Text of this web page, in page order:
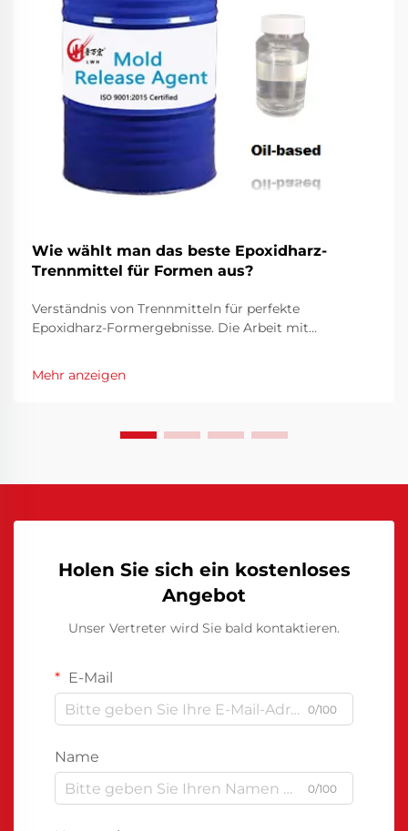
Wie wählt man das beste Epoxidharz-
Trennmittel für Formen aus?
Verständnis von Trennmitteln für perfekte
Epoxidharz-Formergebnisse. Die Arbeit mit
Werkzeuge, um professionelle Ergebnisse zu erzielen.
Zu diesen wesentlichen Werkzeugen gehört ein
Mehr anzeigen
Holen Sie sich ein kostenloses
Angebot
Unser Vertreter wird Sie bald kontaktieren.
E-Mail
0/100
Name
0/100